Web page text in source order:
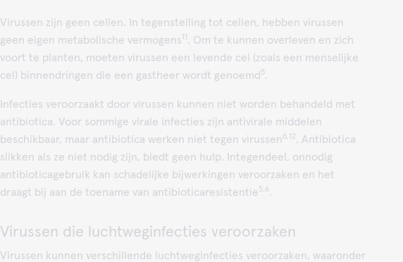
Virussen zijn geen cellen. In tegenstelling tot cellen, hebben virussen
geen eigen metabolische vermogens11 . Om te kunnen overleven en zich
voort te planten, moeten virussen een levende cel (zoals een menselijke
cel) binnendringen die een gastheer wordt genoemd 5.
Infecties veroorzaakt door virussen kunnen niet worden behandeld met
antibiotica. Voor sommige virale infecties zijn antivirale middelen
beschikbaar, maar antibiotica werken niet tegen virussen6,12. Antibiotica
slikken als ze niet nodig zijn, biedt geen hulp. Integendeel, onnodig
antibioticagebruik kan schadelijke bijwerkingen veroorzaken en het
draagt bij aan de toename van antibioticaresistentie5,6.
Virussen die luchtweginfecties veroorzaken
Virussen kunnen verschillende luchtweginfecties veroorzaken, waaronder